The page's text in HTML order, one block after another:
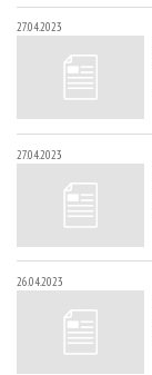
27.04.2023
27.04.2023
26.04.2023